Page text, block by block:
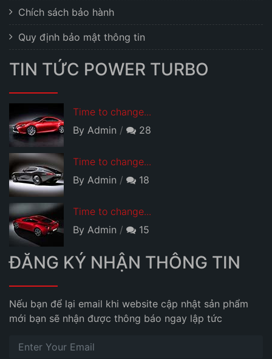
Chích sách bảo hành
Quy định bảo mật thông tin
TIN TỨC POWER TURBO
Time to change...
By Admin
28
Time to change...
By Admin
18
Time to change...
By Admin
15
ĐĂNG KÝ NHẬN THÔNG TIN
Nếu bạn để lại email khi website cập nhật sản phẩm
mới bạn sẽ nhận được thông báo ngay lập tức